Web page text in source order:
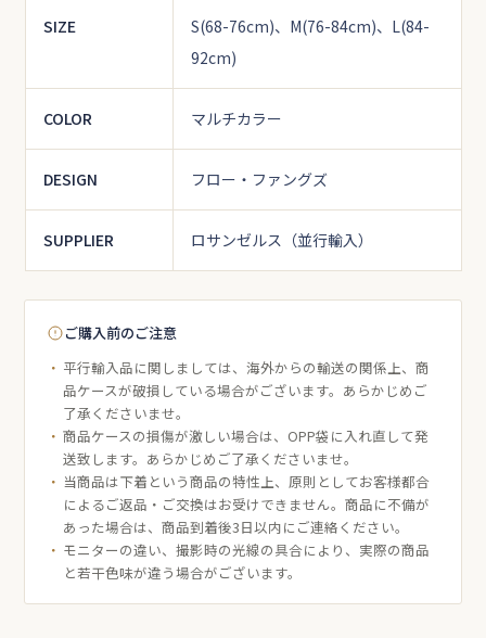
SIZE
S(68-76cm)、M(76-84cm)、L(84-
92cm)
COLOR マルチカラー
DESIGN フロー・ファングズ
SUPPLIER ロサンゼルス（並行輸入）
ご購入前のご注意
平行輸入品に関しましては、海外からの輸送の関係上、商
品ケースが破損している場合がございます。あらかじめご
了承くださいませ。
商品ケースの損傷が激しい場合は、OPP袋に入れ直して発
送致します。あらかじめご了承くださいませ。
当商品は下着という商品の特性上、原則としてお客様都合
によるご返品・ご交換はお受けできません。商品に不備が
あった場合は、商品到着後3日以内にご連絡ください。
モニターの違い、撮影時の光線の具合により、実際の商品
と若干色味が違う場合がございます。